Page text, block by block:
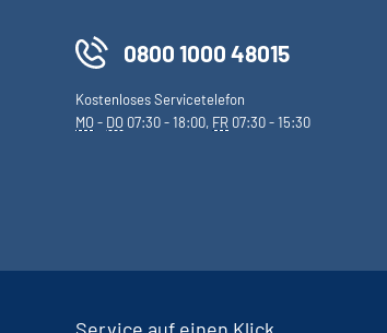
0800 1000 48015
Kostenloses Servicetelefon
MO- DO 07:30 - 18:00, FR 07:30 - 15:30